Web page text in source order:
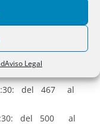
Aviso Legaldel 431 al
del 467 al
del 500 al